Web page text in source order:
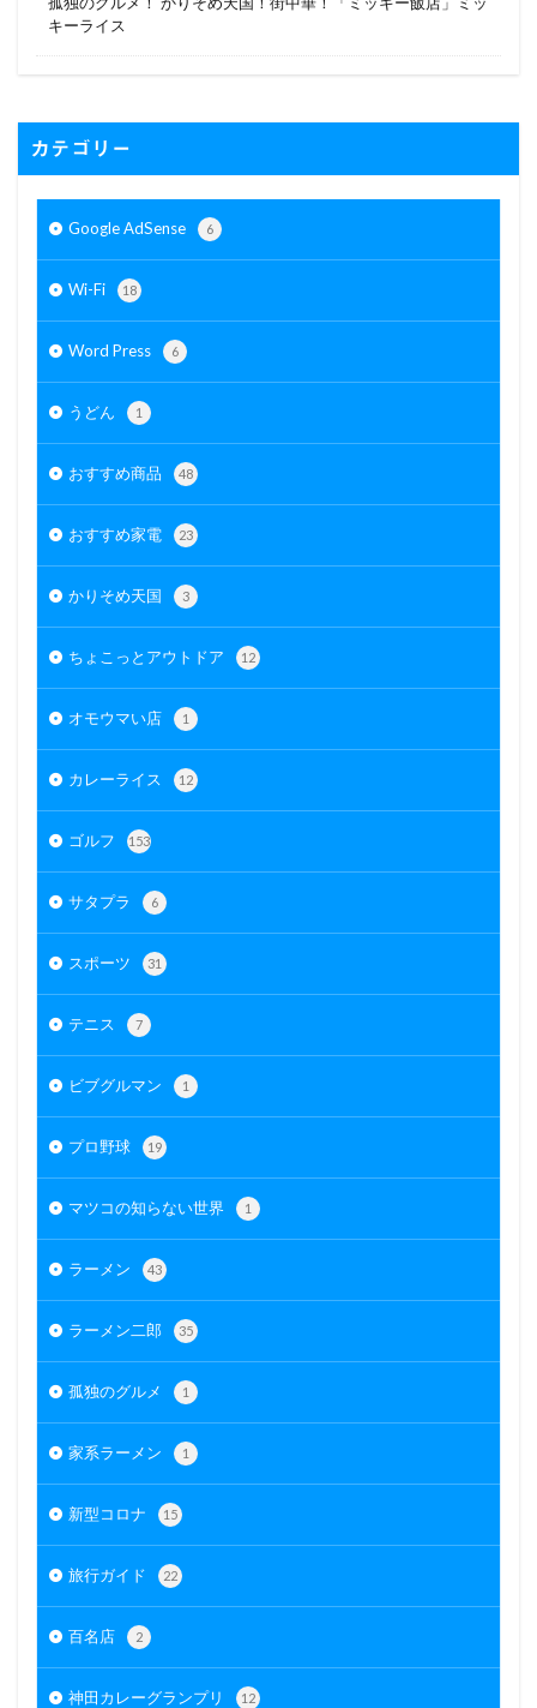
キーライス
カテゴリー
Google AdSense 6
Wi-Fi 18
Word Press 6
うどん 1
おすすめ商品 48
おすすめ家電 23
かりそめ天国 3
ちょこっとアウトドア 12
オモウマい店 1
カレーライス 12
ゴルフ 153
サタプラ 6
スポーツ 31
テニス 7
ビブグルマン 1
プロ野球 19
マツコの知らない世界 1
ラーメン 43
ラーメン二郎 35
孤独のグルメ 1
家系ラーメン 1
新型コロナ 15
旅行ガイド 22
百名店 2
神田カレーグランプリ 12